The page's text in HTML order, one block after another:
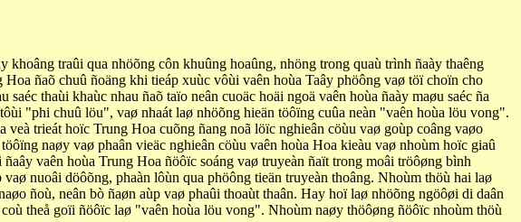
traûi qua nhöõng côn khuûng hoaûng, nhöng trong quaù trình ñaày thaêng
ñaõ chuû ñoäng khi tieáp xuùc vôùi vaên hoùa Taây phöông vaø töï choïn cho
thaùi khaùc nhau ñaõ taïo neân cuoäc hoäi ngoä vaên hoùa ñaày maøu saéc ña
"phi chuû löu", vaø nhaát laø nhöõng hieän töôïng cuûa neàn "vaên hoùa löu vong".
trieát hoïc Trung Hoa cuõng ñang noã löïc nghieân cöùu vaø goùp coâng vaøo
naøy vaø phaân vieäc nghieân cöùu vaên hoùa Hoa kieàu vaø nhoùm hoïc giaû
vaên hoùa Trung Hoa ñöôïc soáng vaø truyeàn ñaït trong moâi tröôøng bình
nuoâi döôõng, phaàn lôùn qua phöông tieän truyeàn thoâng. Nhoùm thöù hai laø
ñoù, neân bò ñaøn aùp vaø phaûi thoaùt thaân. Hay hoï laø nhöõng ngöôøi di daân
theå goïi ñöôïc laø "vaên hoùa löu vong". Nhoùm naøy thöôøng ñöôïc nhoùm thöù